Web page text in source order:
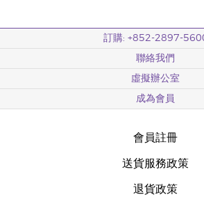
訂購: +852-2897-
聯絡我們
虛擬辦公室
成為會員
會員註冊
送貨服務政策
退貨政策